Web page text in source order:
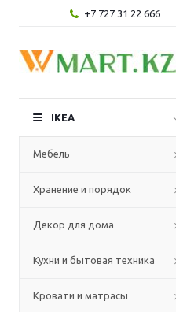
+7 727 31 22 666
IKEA
Мебель
Хранение и порядок
Декор для дома
Кухни и бытовая техника
Кровати и матрасы